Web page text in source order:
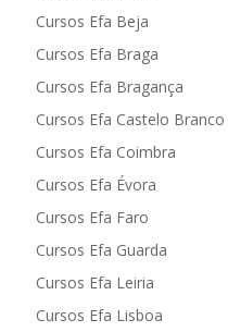
Cursos Efa Beja
Cursos Efa Braga
Cursos Efa Bragança
Cursos Efa Castelo Branco
Cursos Efa Coimbra
Cursos Efa Évora
Cursos Efa Faro
Cursos Efa Guarda
Cursos Efa Leiria
Cursos Efa Lisboa